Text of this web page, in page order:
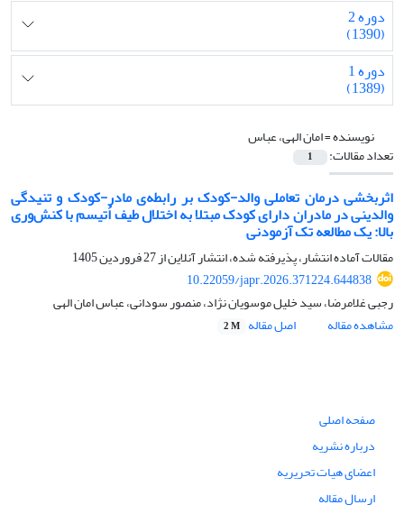
دوره 2
(1390)
دوره 1
(1389)
نویسنده =امان الهی، عباس
تعداد مقالات: 1
اثربخشی درمان تعاملی والد-کودک بر رابطه‌ی مادر-کودک و تنیدگی
والدینی در مادران دارای کودک مبتلا به اختلال طیف اُتیسم با کنش‌وری
بالا: یک مطالعه تک آزمودنی
مقالات آماده انتشار، پذیرفته شده، انتشار آنلاین از27 فروردین 1405
10.22059/japr.2026.371224.644838
رجبی غلامرضا، سید خلیل موسویان نژاد، منصور سودانی، عباس امان الهی
مشاهده مقاله
اصل مقاله 2 M
صفحه اصلی
درباره نشریه
اعضای هیات تحریریه
ارسال مقاله